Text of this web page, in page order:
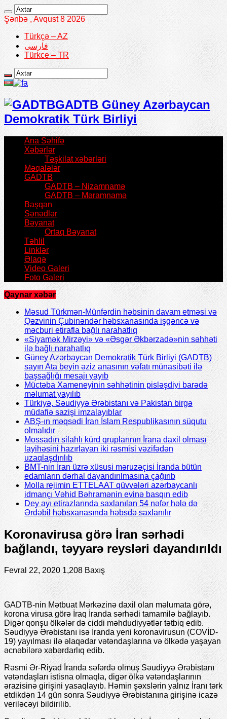
Şənbə , Avqust 8 2026
Türkçə – AZ
فارسی
Türkce – TR
GADTB Güney Azərbaycan
Demokratik Türk Birliyi
Ana Səhifə
Xəbərlər
Təşkilat xəbərləri
Məqalələr
GADTB
GADTB – Nizamnamə
GADTB – Məramnamə
Başqan
Sənədlər
Bəyanat
Ortaq Bəyanat
Təhlil
Linklər
Əlaqə
Video Galeri
Foto Galeri
Qaynar xəbər
Məsud Türkmən-Münfərdin həbsinin davam etməsi və
Qəzvinin Çubinəndər həbsxanasında işgəncə və
məcburi etirafla bağlı narahatlıq
«Siyamək Mirzəyi» və «Əsgər Əkbərzadə»nin səhhəti
ilə bağlı narahatlıq
Güney Azərbaycan Demokratik Türk Birliyi (GADTB)
sayın Ata beyin əziz anasının vəfatı münasibəti ilə
başsağlığı mesajı yayıb
Müctəba Xameneyinin səhhətinin pisləşdiyi barədə
məlumat yayılıb
Türkiyə, Səudiyyə Ərəbistanı və Pakistan birgə
müdafiə sazişi imzalayıblar
ABŞ-ın məqsədi İran İslam Respublikasının süqutu
olmalıdır
Mossadın silahlı kürd qruplarının İrana daxil olması
layihəsini hazırlayan iki rəsmisi vəzifədən
uzaqlaşdırılıb
BMT-nin İran üzrə xüsusi məruzəçisi İranda bütün
edamların dərhal dayandırılmasına çağırıb
Molla rejimin ETTELAAT qüvvələri azərbaycanlı
idmançı Vəhid Bəhramənin evinə basqın edib
Dey ayı etirazlarında saxlanılan 54 nəfər hələ də
Ərdəbil həbsxanasında həbsdə saxlanılır
Koronavirusa görə İran sərhədi
bağlandı, təyyarə reysləri dayandırıldı
Fevral 22, 2020 1,208 Baxış
GADTB-nin Mətbuat Mərkəzinə daxil olan məlumata görə,
korona virusa görə İraq İranda sərhədi tamamilə bağlayıb.
Digər qonşu ölkələr də ciddi məhdudiyyətlər tətbiq edib.
Səudiyyə Ərəbistanı isə İranda yeni koronavirusun (COVİD-
19) yayılması ilə əlaqədar vətəndaşlarına və ölkədə yaşayan
əcnəbilərə xəbərdarlıq edib.
Rəsmi Ər-Riyad İranda səfərdə olmuş Səudiyyə Ərəbistanı
vətəndaşları istisna olmaqla, digər ölkə vətəndaşlarının
ərazisinə girişini yasaqlayıb. Həmin şəxslərin yalnız İranı tərk
etdikdən 14 gün sonra Səudiyyə Ərəbistanına girişinə icazə
veriləcəyi bildirilib.